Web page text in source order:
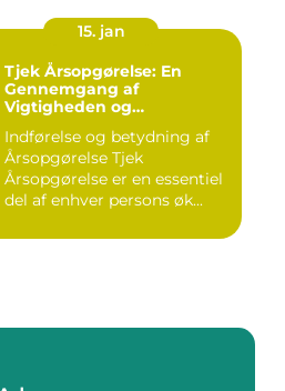
15. jan
Tjek Årsopgørelse: En
Gennemgang af
Vigtigheden og
Indførelse og betydning af
Årsopgørelse Tjek
Årsopgørelse er en essentiel
del af enhver persons øk...